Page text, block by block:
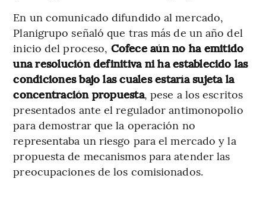
En un comunicado difundido al mercado,
Planigrupo señaló que tras más de un año del
inicio del proceso, Cofece aún no ha emitido
una resolución definitiva ni ha establecido las
condiciones bajo las cuales estaría sujeta la
concentración propuesta, pese a los escritos
presentados ante el regulador antimonopolio
para demostrar que la operación no
representaba un riesgo para el mercado y la
propuesta de mecanismos para atender las
preocupaciones de los comisionados.